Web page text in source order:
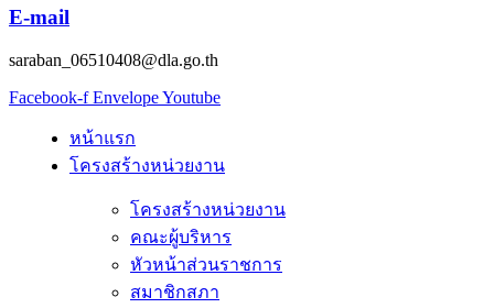
E-mail
saraban_06510408@dla.go.th
Facebook-f EnvelopeYoutube
หน้าแรก
โครงสร้างหน่วยงาน
โครงสร้างหน่วยงาน
คณะผู้บริหาร
หัวหน้าส่วนราชการ
สมาชิกสภา